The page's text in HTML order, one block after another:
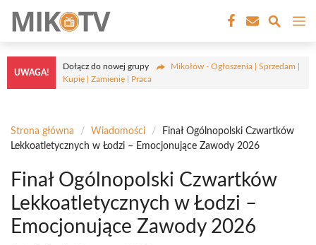
treści
UWAGA!
Dołącz do nowej grupy
Mikołów - Ogłoszenia | Sprzedam |
Kupię | Zamienię | Praca
Strona główna / Wiadomości /
Finał Ogólnopolski Czwartków
Lekkoatletycznych w Łodzi – Emocjonujące Zawody 2026
Finał Ogólnopolski Czwartków
Lekkoatletycznych w Łodzi –
Emocjonujące Zawody 2026